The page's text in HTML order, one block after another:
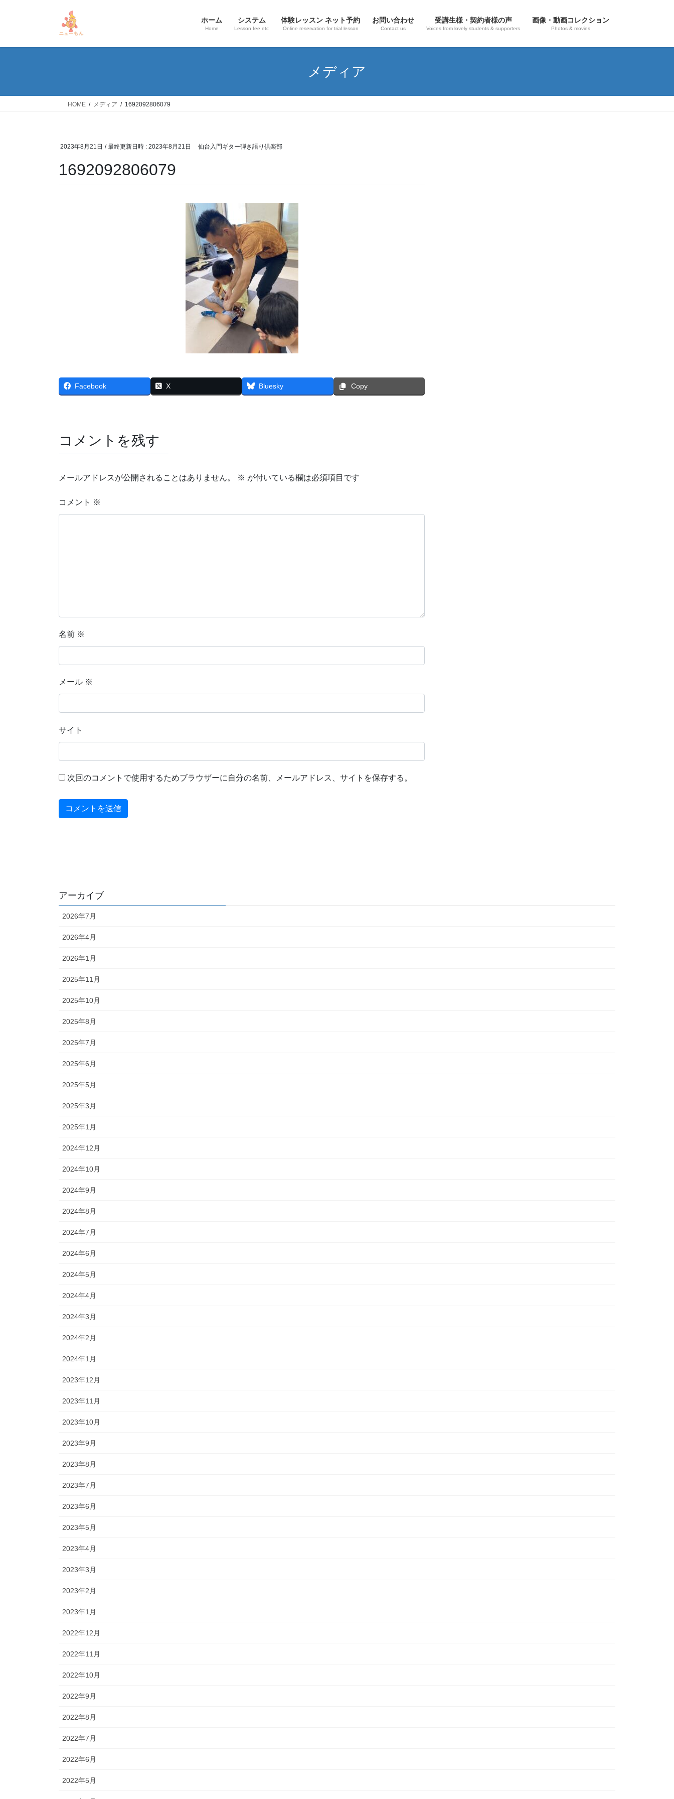
ホーム
Home
システム
Lesson fee etc
体験レッスン ネット予約
Online reservation for trial lesson
お問い合わせ
Contact us
受講生様・契約者様の声
Voices from lovely students & supporters
画像・動画コレクション
Photos & movies
メディア
HOME メディア 1692092806079
2023年8月21日 / 最終更新日時 : 2023年8月21日 仙台入門ギター弾き語り倶楽部
1692092806079
Facebook X Bluesky Copy
コメントを残す
メールアドレスが公開されることはありません。 ※ が付いている欄は必須項目です
コメント ※
名前 ※
メール ※
サイト
次回のコメントで使用するためブラウザーに自分の名前、メールアドレス、サイトを保存する。
アーカイブ
2026年7月
2026年4月
2026年1月
2025年11月
2025年10月
2025年8月
2025年7月
2025年6月
2025年5月
2025年3月
2025年1月
2024年12月
2024年10月
2024年9月
2024年8月
2024年7月
2024年6月
2024年5月
2024年4月
2024年3月
2024年2月
2024年1月
2023年12月
2023年11月
2023年10月
2023年9月
2023年8月
2023年7月
2023年6月
2023年5月
2023年4月
2023年3月
2023年2月
2023年1月
2022年12月
2022年11月
2022年10月
2022年9月
2022年8月
2022年7月
2022年6月
2022年5月